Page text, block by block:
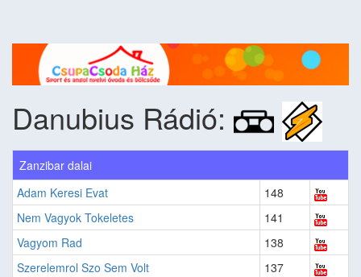
Danubius Rádió:
Zanzibar dalai
Adam Keresi Evat
148
Nem Vagyok Tokeletes
141
Vagyom Rad
138
Szerelemrol Szo Sem Volt
137